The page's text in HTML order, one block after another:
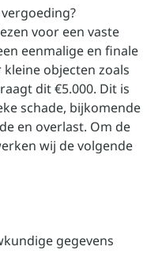
voor een vaste
eenmalige en finale
objecten zoals
dit €5.000. Dit is
schade, bijkomende
en overlast. Om de
wij de volgende
gegevens